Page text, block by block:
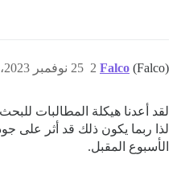
Falco (Falco) 25 نوفمبر 2023، 2:10م 2
لقد أعدنا هيكلة المطالبات
لذا ربما يكون ذلك قد أثر على
الأسبوع المقبل.